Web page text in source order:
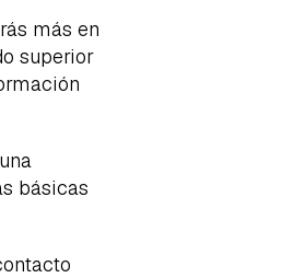
más en
superior
básicas